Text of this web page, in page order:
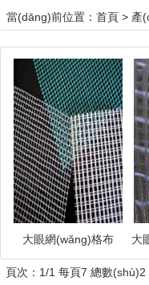
當(dāng)前位置： 首頁 > 產
大眼網(wǎng)格布
大
頁次：1/1 每頁7 總數